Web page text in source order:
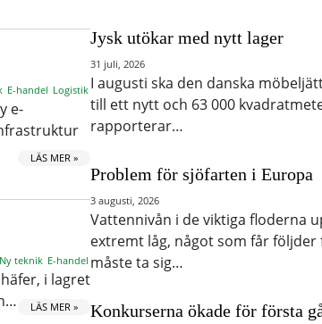
E-handel Logistik
e-
LÄS MER »
teknik E-handel
i lagret
LÄS MER »
Jysk utökar med nytt lager
31 juli, 2026
I augusti ska den danska
till ett nytt och 63 000
rapporterar…
Problem för sjöfarten i Europa
3 augusti, 2026
Vattennivån i de viktiga floderna
extremt låg, något som får följder
måste ta sig…
Konkurserna ökade för första